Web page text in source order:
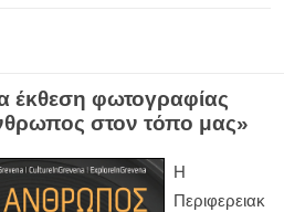
έκθεση φωτογραφίας
στον τόπο μας»
Η
Περιφερειακ